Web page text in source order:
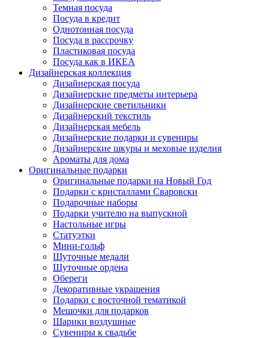
Темная посуда
Посуда в кредит
Однотонная посуда
Посуда в рассрочку
Пластиковая посуда
Посуда как в ИКЕА
Дизайнерская коллекция
Дизайнерская посуда
Дизайнерские предметы интерьера
Дизайнерские светильники
Дизайнерский текстиль
Дизайнерская мебель
Дизайнерские подарки и сувениры
Дизайнерские шкуры и меховые изделия
Ароматы для дома
Оригинальные подарки
Оригинальные подарки на Новый Год
Подарки с кристаллами Сваровски
Подарочные наборы
Подарки учителю на выпускной
Настольные игры
Статуэтки
Мини-гольф
Шуточные медали
Шуточные ордена
Обереги
Декоративные украшения
Подарки с восточной тематикой
Мешочки для подарков
Шарики воздушные
Сувениры к свадьбе